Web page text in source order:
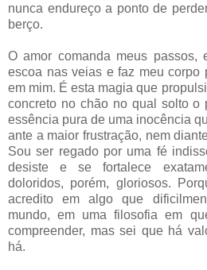
nunca endureço a ponto de
berço.
O amor comanda meus passos,
escoa nas veias e faz meu corpo
em mim. É esta magia que
concreto no chão no qual solto o
essência pura de uma inocência
ante a maior frustração, nem
Sou ser regado por uma fé
desiste e se fortalece
doloridos, porém, gloriosos.
acredito em algo que
mundo, em uma filosofia em
compreender, mas sei que há
há.